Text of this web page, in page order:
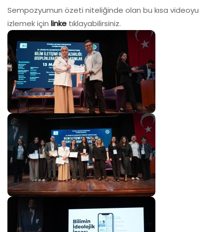
Sempozyumun özeti niteliğinde olan bu kısa videoyu
izlemek için linke tıklayabilirsiniz.